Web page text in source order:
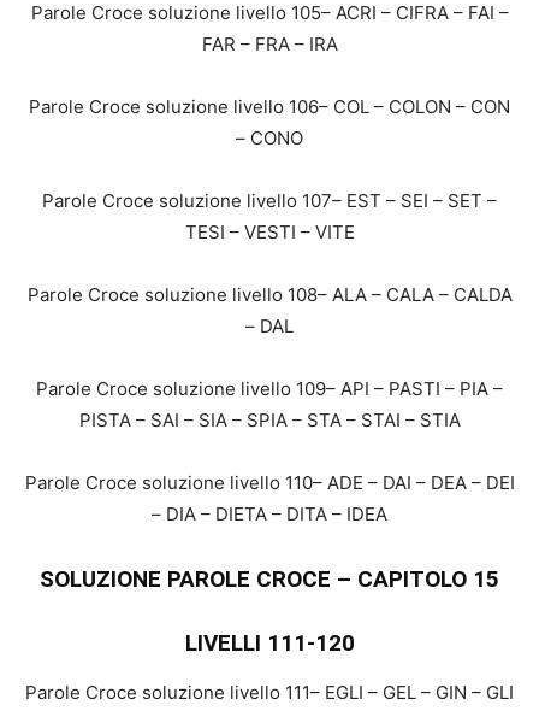
Parole Croce soluzione livello 105– ACRI – CIFRA – FAI –
FAR – FRA – IRA
Parole Croce soluzione livello 106– COL – COLON – CON
– CONO
Parole Croce soluzione livello 107– EST – SEI – SET –
TESI – VESTI – VITE
Parole Croce soluzione livello 108– ALA – CALA – CALDA
– DAL
Parole Croce soluzione livello 109– API – PASTI – PIA –
PISTA – SAI – SIA – SPIA – STA – STAI – STIA
Parole Croce soluzione livello 110– ADE – DAI – DEA – DEI
– DIA – DIETA – DITA – IDEA
SOLUZIONE PAROLE CROCE – CAPITOLO 15
LIVELLI 111-120
Parole Croce soluzione livello 111– EGLI – GEL – GIN – GLI